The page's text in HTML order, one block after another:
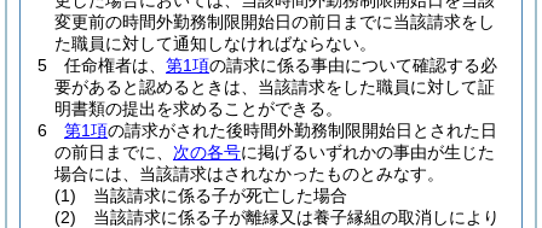
変更前の時間外勤務制限開始日の前日までに当該請求をし
た職員に対して通知しなければならない。
5
任命権者は、 第1項の請求に係る事由について確認する必
要があると認めるときは、当該請求をした職員に対して証
明書類の提出を求めることができる。
6
第1項の請求がされた後時間外勤務制限開始日とされた日
の前日までに、 次の各号に掲げるいずれかの事由が生じた
場合には、当該請求はされなかったものとみなす。
(1)
当該請求に係る子が死亡した場合
(2)
当該請求に係る子が離縁又は養子縁組の取消しにより